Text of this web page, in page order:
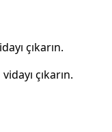
çıkarın.
çıkarın.